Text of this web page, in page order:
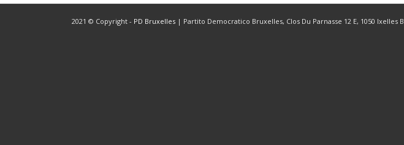
2021 © Copyright - PD Bruxelles | Partito Democratico Bruxelles, Clos Du Parnasse 12 E, 1050 Ixelles